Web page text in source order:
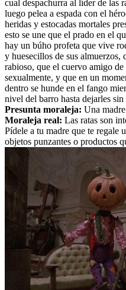
cual despachurra al líder de las
luego pelea a espada con el
heridas y estocadas mortales
esto se une que el prado en el
hay un búho profeta que vive
y huesecillos de sus almuerzos,
rabioso, que el cuervo amigo
sexualmente, y que en un
dentro se hunde en el fango
nivel del barro hasta dejarles
Presunta moraleja: Una
Moraleja real: Las ratas son
Pídele a tu madre que te regale
objetos punzantes o productos